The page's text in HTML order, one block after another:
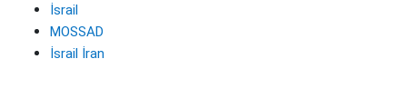
İsrail
MOSSAD
İsrail İran